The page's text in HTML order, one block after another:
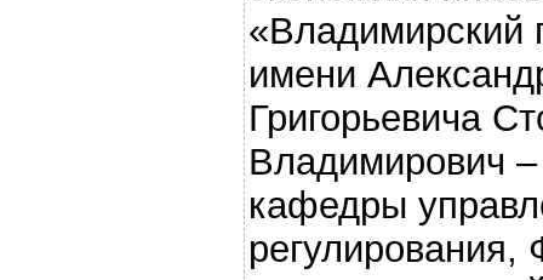
«Владимирский
имени
Григорьевича
Владимирович –
кафедры